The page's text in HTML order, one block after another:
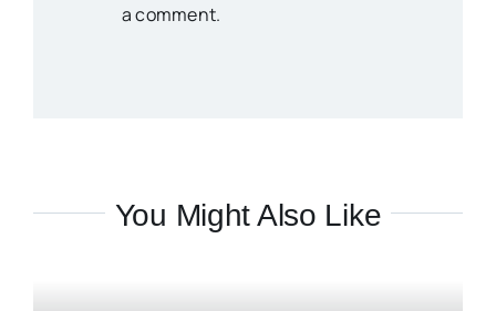
a comment.
You Might Also Like